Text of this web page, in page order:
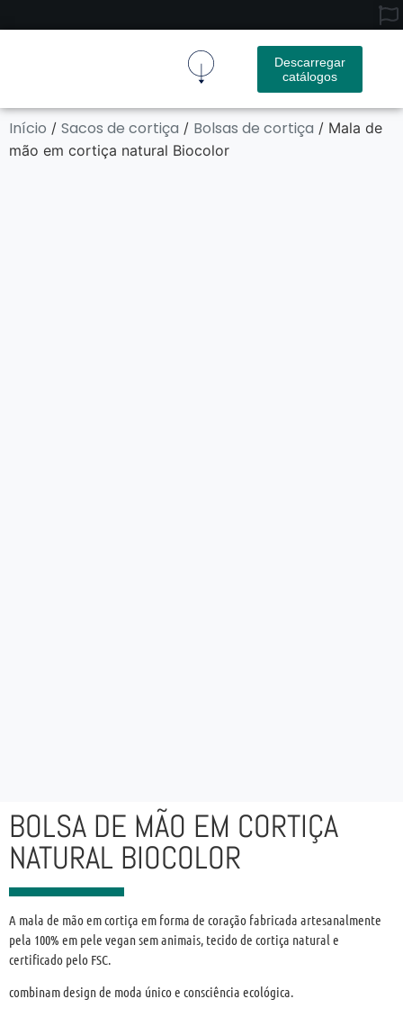
Descarregar
catálogos
Início / Sacos de cortiça / Bolsas de cortiça / Mala de
mão em cortiça natural Biocolor
BOLSA DE MÃO EM CORTIÇA
NATURAL BIOCOLOR
A mala de mão em cortiça em forma de coração fabricada artesanalmente
pela 100% em pele vegan sem animais, tecido de cortiça natural e
certificado pelo FSC.
combinam design de moda único e consciência ecológica.